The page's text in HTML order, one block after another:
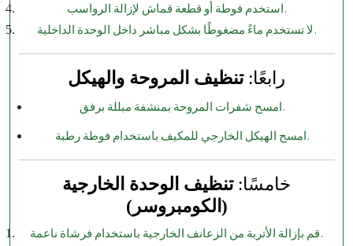
استخدم فوطة أو قطعة قماش لإزالة الرواسب.
لا تستخدم ماءً مضغوطًا بشكل مباشر داخل الوحدة الداخلية.
رابعًا:تنظيف المروحة والهيكل
امسح شفرات المروحة بمنشفة مبللة برفق.
امسح الهيكل الخارجي للمكيف باستخدام فوطة رطبة.
خامسًا:تنظيف الوحدة الخارجية
(الكومبروسر)
قم بإزالة الأتربة من الزعانف الخارجية باستخدام فرشاة ناعمة.